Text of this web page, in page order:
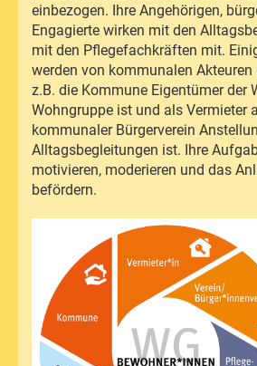
einbezogen. Ihre Angehörigen,
Engagierte wirken mit den
mit den Pflegefachkräften mit.
werden von kommunalen
z.B. die Kommune Eigentümer der
Wohngruppe ist und als Vermieter
kommunaler Bürgerverein
Alltagsbegleitungen ist. Ihre
motivieren, moderieren und das
befördern.